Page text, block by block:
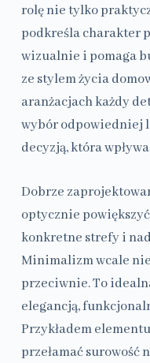
rolę nie tylko
podkreśla charakter
wizualnie i pomaga
ze stylem życia
aranżacjach każdy
wybór odpowiedniej
decyzją, która
Dobrze
optycznie
konkretne strefy i
Minimalizm wcale
przeciwnie. To
elegancją,
Przykładem
przełamać surowość